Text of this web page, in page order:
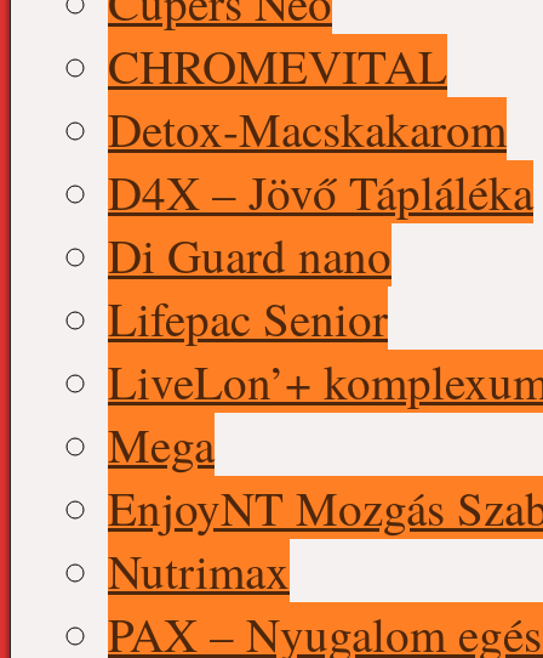
CHROMEVITAL
Detox-Macskakarom
D4X – Jövő Tápláléka
Di Guard nano
Lifepac Senior
LiveLon’+
Mega
EnjoyNT Mozgás
Nutrimax
PAX – Nyugalom